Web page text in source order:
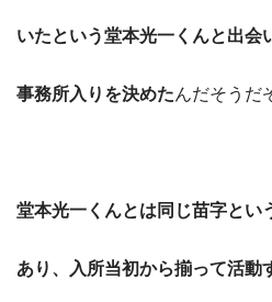
いたという堂本光一くんと出会
事務所入りを決めたんだそうだ
堂本光一くんとは同じ苗字とい
あり、入所当初から揃って活動